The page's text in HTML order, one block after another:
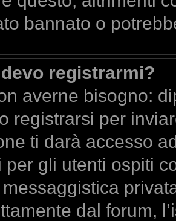
bannato o
registrarmi?
averne bisogno:
registrarsi per
ti darà accesso
gli utenti ospiti
dal forum,